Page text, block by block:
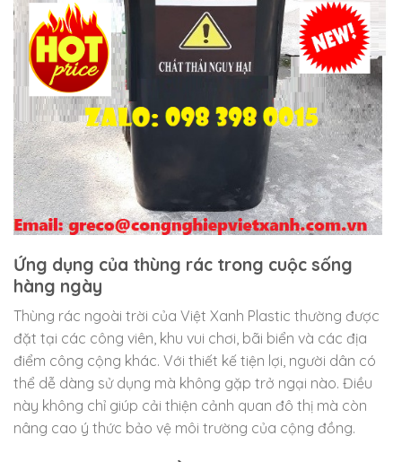
Ứng dụng của thùng rác trong cuộc sống
hàng ngày
Thùng rác ngoài trời của Việt Xanh Plastic thường được
đặt tại các công viên, khu vui chơi, bãi biển và các địa
điểm công cộng khác. Với thiết kế tiện lợi, người dân có
thể dễ dàng sử dụng mà không gặp trở ngại nào. Điều
này không chỉ giúp cải thiện cảnh quan đô thị mà còn
nâng cao ý thức bảo vệ môi trường của cộng đồng.